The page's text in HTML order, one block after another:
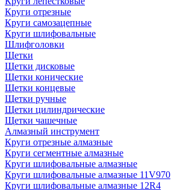
Круги отрезные
Круги самозацепные
Круги шлифовальные
Шлифголовки
Щетки
Щетки дисковые
Щетки конические
Щетки концевые
Щетки ручные
Щетки цилиндрические
Щетки чашечные
Алмазный инструмент
Круги отрезные алмазные
Круги сегментные алмазные
Круги шлифовальные алмазные
Круги шлифовальные алмазные 11V970
Круги шлифовальные алмазные 12R4